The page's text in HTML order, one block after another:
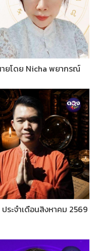
ายโดย Nicha พยากรณ์
ระจำเดือนสิงหาคม 2569